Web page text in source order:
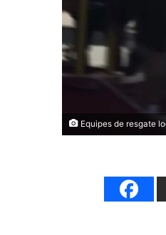
Equipes de resgate